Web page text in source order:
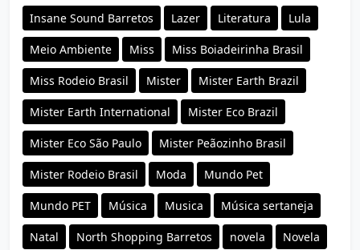
Insane Sound Barretos Lazer Literatura Lula
Meio Ambiente Miss Miss Boiadeirinha Brasil
Miss Rodeio Brasil Mister Mister Earth Brazil
Mister Earth International Mister Eco Brazil
Mister Eco São Paulo Mister Peãozinho Brasil
Mister Rodeio Brasil Moda Mundo Pet
Mundo PET Música Musica Música sertaneja
Natal North Shopping Barretos novela Novela